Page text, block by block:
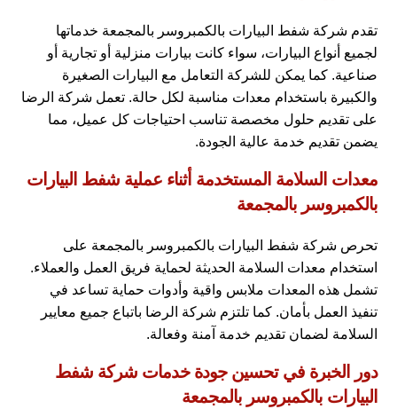
تقدم شركة شفط البيارات بالكمبروسر بالمجمعة خدماتها
لجميع أنواع البيارات، سواء كانت بيارات منزلية أو تجارية أو
صناعية. كما يمكن للشركة التعامل مع البيارات الصغيرة
والكبيرة باستخدام معدات مناسبة لكل حالة. تعمل شركة الرضا
على تقديم حلول مخصصة تناسب احتياجات كل عميل، مما
يضمن تقديم خدمة عالية الجودة.
معدات السلامة المستخدمة أثناء عملية شفط البيارات
بالكمبروسر بالمجمعة
تحرص شركة شفط البيارات بالكمبروسر بالمجمعة على
استخدام معدات السلامة الحديثة لحماية فريق العمل والعملاء.
تشمل هذه المعدات ملابس واقية وأدوات حماية تساعد في
تنفيذ العمل بأمان. كما تلتزم شركة الرضا باتباع جميع معايير
السلامة لضمان تقديم خدمة آمنة وفعالة.
دور الخبرة في تحسين جودة خدمات شركة شفط
البيارات بالكمبروسر بالمجمعة